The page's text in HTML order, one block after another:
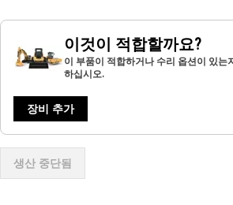
이것이 적합할까요?
이 부품이 적합하거나 수리 옵션이 있는
하십시오.
장비 추가
생산 중단됨